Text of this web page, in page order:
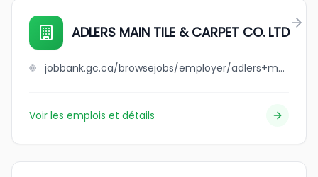
ADLERS MAIN TILE & CARPET CO. LTD
jobbank.gc.ca/browsejobs/employer/adlers+main+tile+%26+carpet+co.+ltd/ca
Voir les emplois et détails